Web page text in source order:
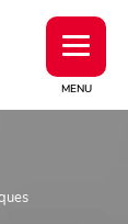
MENU